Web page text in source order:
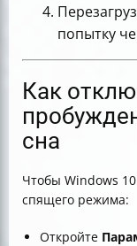
попытку
Как
сна
Чтобы Windows
спящего режима:
Откройте